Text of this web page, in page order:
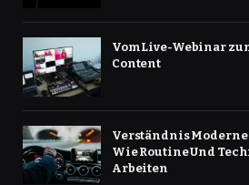
Vom Live-Webinar
Content
Verständnis
Wie Routine Und
Arbeiten